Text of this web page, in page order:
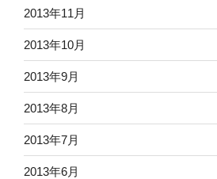
2013年11月
2013年10月
2013年9月
2013年8月
2013年7月
2013年6月